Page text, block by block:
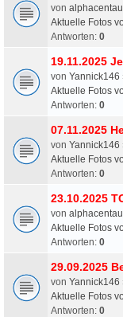
von
Aktuelle Fotos
Antworten: 0
19.11.2025
von Yannick146
Aktuelle Fotos
Antworten: 0
07.11.2025
von Yannick146
Aktuelle Fotos
Antworten: 0
23.10.2025
von
Aktuelle Fotos
Antworten: 0
29.09.2025
von Yannick146
Aktuelle Fotos
Antworten: 0